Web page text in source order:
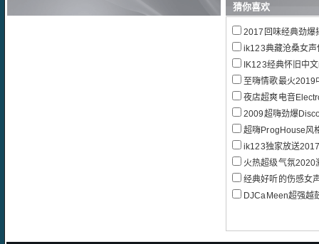
猜你喜欢
2017回味经典劲爆摇
ik123典藏沧桑女声伤
IK123经典怀旧中
至嗨情歌最火2019中文
夜店超爽电音
2009超嗨劲爆Disco
超嗨ProgHouse风
ik123独家放送2017新年
火热超级气氛2020激情电
经典好听的伤感女
DJCaMeen超强越鼓